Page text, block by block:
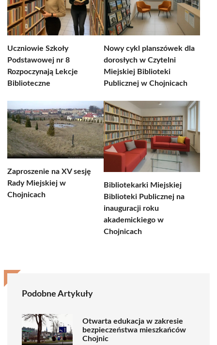
Uczniowie Szkoły
Podstawowej nr 8
Rozpoczynają Lekcje
Biblioteczne
Nowy cykl planszówek dla
dorosłych w Czytelni
Miejskiej Biblioteki
Publicznej w Chojnicach
Zaproszenie na XV sesję
Rady Miejskiej w
Chojnicach
Bibliotekarki Miejskiej
Biblioteki Publicznej na
inauguracji roku
akademickiego w
Chojnicach
Podobne Artykuły
Otwarta edukacja w zakresie
bezpieczeństwa mieszkańców
Chojnic